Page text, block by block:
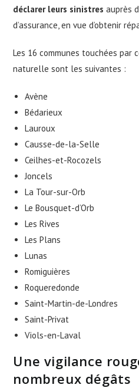
déclarer leurs sinistres auprès
d’assurance, en vue d’obtenir
Les 16 communes touchées
naturelle sont les suivantes :
Avène
Bédarieux
Lauroux
Causse-de-la-Selle
Ceilhes-et-Rocozels
Joncels
La Tour-sur-Orb
Le Bousquet-d’Orb
Les Rives
Les Plans
Lunas
Romiguières
Roqueredonde
Saint-Martin-de-Londres
Saint-Privat
Viols-en-Laval
Une vigilance
nombreux dégâts